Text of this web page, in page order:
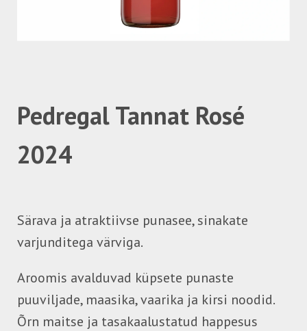
Pedregal Tannat Rosé
2024
Särava ja atraktiivse punasee, sinakate
varjunditega värviga.
Aroomis avalduvad küpsete punaste
puuviljade, maasika, vaarika ja kirsi noodid.
Õrn maitse ja tasakaalustatud happesus